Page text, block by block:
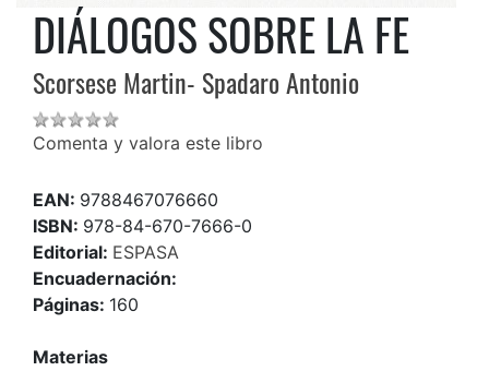
DIÁLOGOS SOBRE LA FE
Scorsese Martin- Spadaro Antonio
Comenta y valora este libro
EAN: 9788467076660
ISBN: 978-84-670-7666-0
Editorial: ESPASA
Encuadernación:
Páginas: 160
Materias